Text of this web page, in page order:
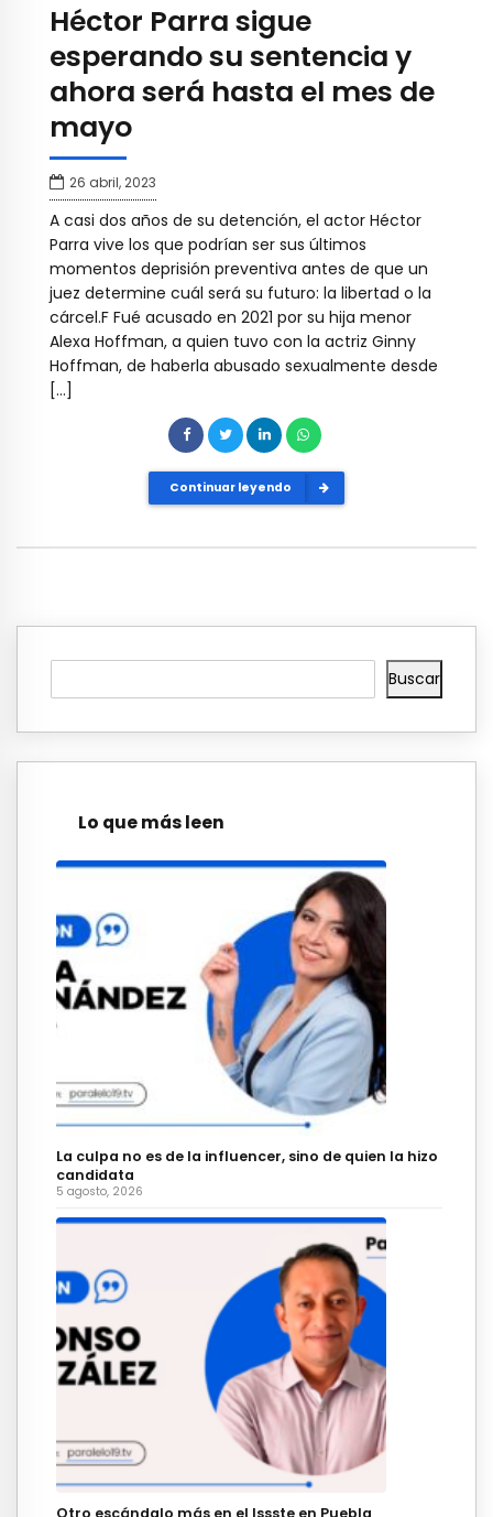
Héctor Parra sigue
esperando su sentencia y
ahora será hasta el mes de
mayo
26 abril, 2023
A casi dos años de su detención, el actor Héctor
Parra vive los que podrían ser sus últimos
momentos deprisión preventiva antes de que un
juez determine cuál será su futuro: la libertad o la
cárcel.F Fué acusado en 2021 por su hija menor
Alexa Hoffman, a quien tuvo con la actriz Ginny
Hoffman, de haberla abusado sexualmente desde
[…]
Continuar leyendo
Buscar
Lo que más leen
La culpa no es de la influencer, sino de quien la hizo
candidata
5 agosto, 2026
Otro escándalo más en el Issste en Puebla